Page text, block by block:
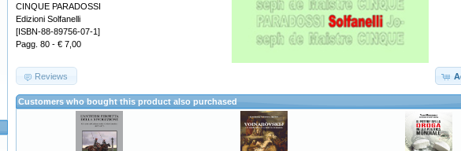
CINQUE PARADOSSI
Edizioni Solfanelli
[ISBN-88-89756-07-1]
Pagg. 80 - € 7,00
Reviews
Customers who bought this product also purchased